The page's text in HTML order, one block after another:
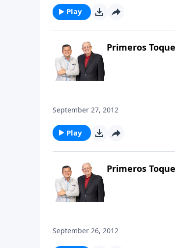
Play
Primeros
September 27, 2012
Play
Primeros
September 26, 2012